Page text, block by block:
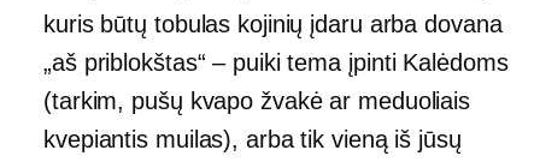
kuris būtų tobulas kojinių įdaru arba dovana
„aš priblokštas“ – puiki tema įpintiKalėdoms
(tarkim, pušų kvapo žvakė ar meduoliais
kvepiantis muilas), arba tik vieną iš jūsų